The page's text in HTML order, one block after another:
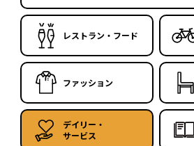
レストラン・フード
ファッション
デイリー・
サービス